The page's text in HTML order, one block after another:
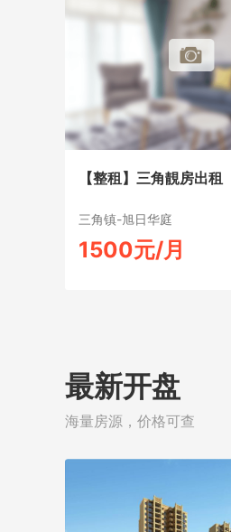
【整租】三角靚房出租
三角镇-旭日华庭
1500元/月
最新开盘
海量房源，价格可查